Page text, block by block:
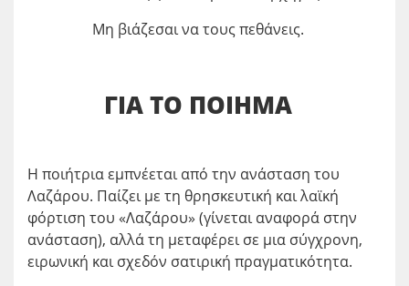
Μη βιάζεσαι να τους πεθάνεις.
ΓΙΑ ΤΟ ΠΟΙΗΜΑ
H ποιήτρια εμπνέεται από την ανάσταση του
Λαζάρου. Παίζει με τη θρησκευτική και λαϊκή
φόρτιση του «Λαζάρου» (γίνεται αναφορά στην
ανάσταση), αλλά τη μεταφέρει σε μια σύγχρονη,
ειρωνική και σχεδόν σατιρική πραγματικότητα.